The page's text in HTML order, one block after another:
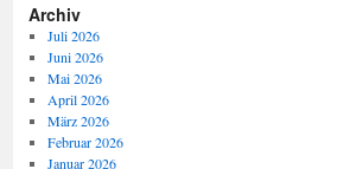
Archiv
Juli 2026
Juni 2026
Mai 2026
April 2026
März 2026
Februar 2026
Januar 2026